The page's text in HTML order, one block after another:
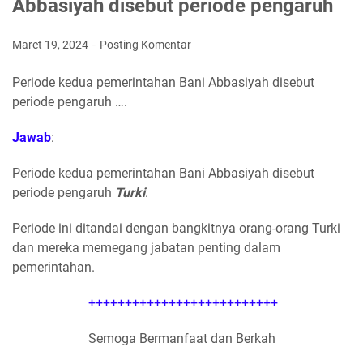
Abbasiyah disebut periode pengaruh
Maret 19, 2024 Posting Komentar
Periode kedua pemerintahan Bani Abbasiyah disebut
periode pengaruh ….
Jawab:
Periode kedua pemerintahan Bani Abbasiyah disebut
periode pengaruh Turki.
Periode ini ditandai dengan bangkitnya orang-orang Turki
dan mereka memegang jabatan penting dalam
pemerintahan.
++++++++++++++++++++++++++
Semoga Bermanfaat dan Berkah